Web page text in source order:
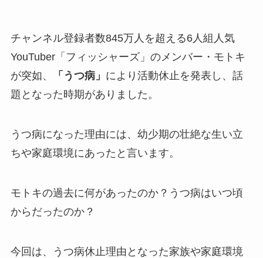
チャンネル登録者数845万人を超える6人組人気
YouTuber「フィッシャーズ」のメンバー・モトキ
が突如、
「うつ病」 により活動休止を発表し、話
題となった時期がありました。
うつ病になった理由には、幼少期の壮絶な生い立
ちや家庭環境にあったと言います。
モトキの過去に何があったのか？うつ病はいつ頃
からだったのか？
今回は、うつ病休止理由となった家族や家庭環境